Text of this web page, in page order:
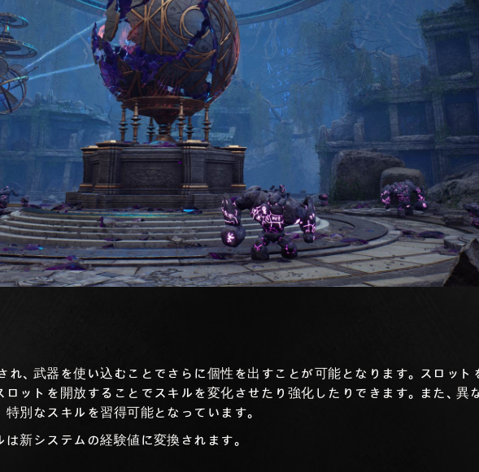
れ、武器を使い込むことでさらに個性を出すことが可能となります。スロット
ロットを開放することでスキルを変化させたり強化したりできます。また、異
別なスキルを習得可能となっています。
新システムの経験値に変換されます。